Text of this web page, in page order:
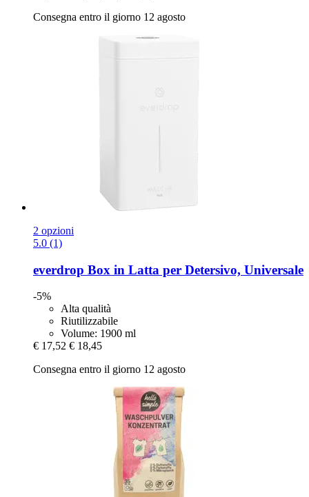
Consegna entro il giorno 12 agosto
2 opzioni
5.0 (1)
everdrop Box in Latta per Detersivo, Universale
-5%
Alta qualità
Riutilizzabile
Volume: 1900 ml
€ 17,52 € 18,45
Consegna entro il giorno 12 agosto